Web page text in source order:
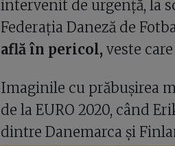
intervenit de urgență, la
Federația Daneză de
află în pericol, veste
Imaginile cu prăbușirea
de la EURO 2020, când
dintre Danemarca și